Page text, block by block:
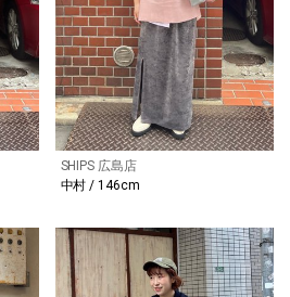
SHIPS 広島店
中村 / 146cm